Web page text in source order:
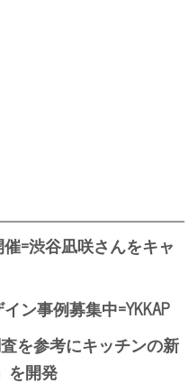
=渋谷凪咲さんをキャ
ン事例募集中=YKKAP
を参考にキッチンの新
を開発